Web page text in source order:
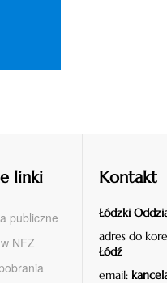
linki
publiczne
NFZ
Kontakt
Łódzki
adres do
Łódź
email: